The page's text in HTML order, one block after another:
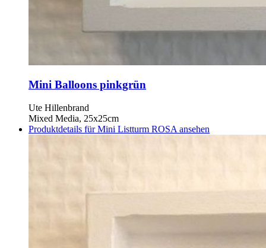
Mini Balloons pinkgrün
Ute Hillenbrand
Mixed Media, 25x25cm
Produktdetails für Mini Listturm ROSA ansehen